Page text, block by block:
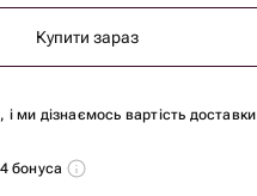
Купити зараз
, і ми дізнаємось вартість доставки
бонуса